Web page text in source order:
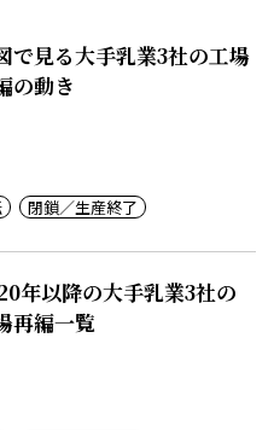
で見る大手乳業3社の工場
の動き
閉鎖／生産終了
年以降の大手乳業3社の
再編一覧